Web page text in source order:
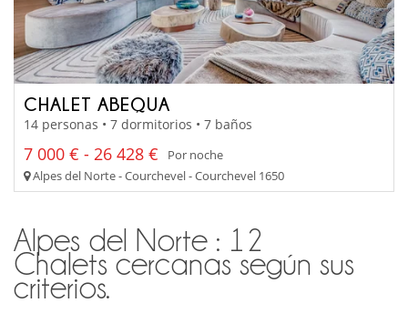
CHALET ABEQUA
14 personas • 7 dormitorios • 7 baños
7 000 € - 26 428 €
Por noche
Alpes del Norte - Courchevel - Courchevel 1650
Alpes del Norte : 12
Chalets cercanas según sus
criterios.